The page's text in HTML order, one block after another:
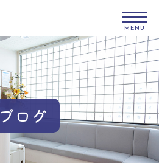
MENU
ブログ